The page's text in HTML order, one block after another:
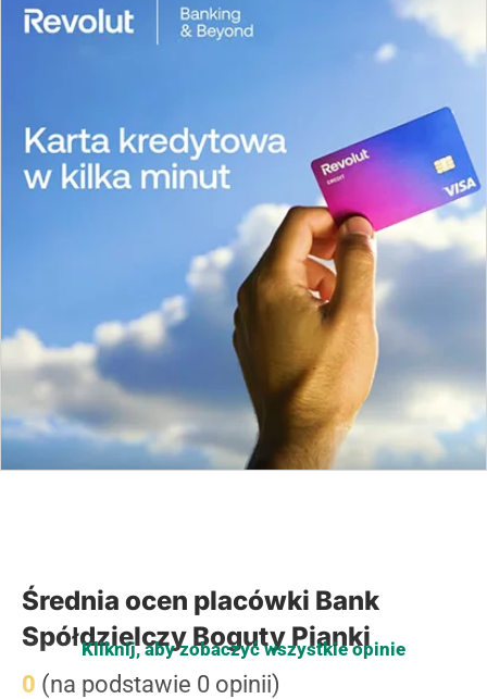
Średnia ocen placówki Bank
Spółdzielczy Boguty Pianki
0 (na podstawie 0 opinii)
Kliknij, aby zobaczyć wszystkie opinie